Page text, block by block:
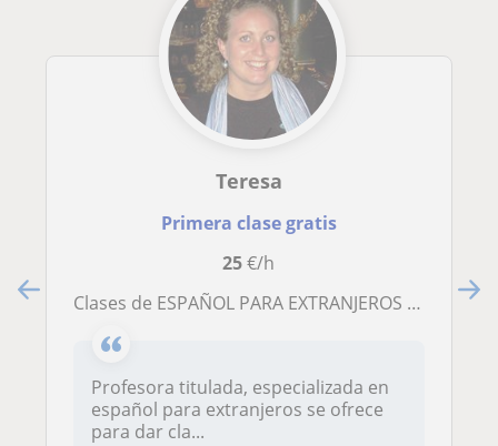
Teresa
Primera clase gratis
25€/h
Clases de ESPAÑOL PARA EXTRANJEROS en Madrid
Profesora titulada, especializada en
español para extranjeros se ofrece
para dar cla...